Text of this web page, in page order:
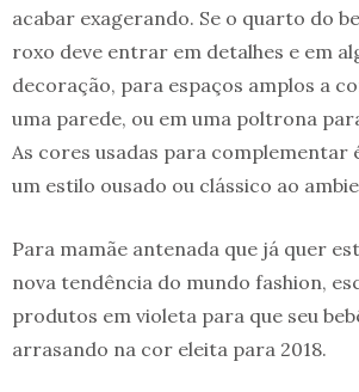
acabar exagerando. Se o quarto do
roxo deve entrar em detalhes e em
decoração, para espaços amplos a
uma parede, ou em uma poltrona
As cores usadas para complementar
um estilo ousado ou clássico ao
Para mamãe antenada que já quer
nova tendência do mundo fashion,
produtos em violeta para que seu
arrasando na cor eleita para 2018.